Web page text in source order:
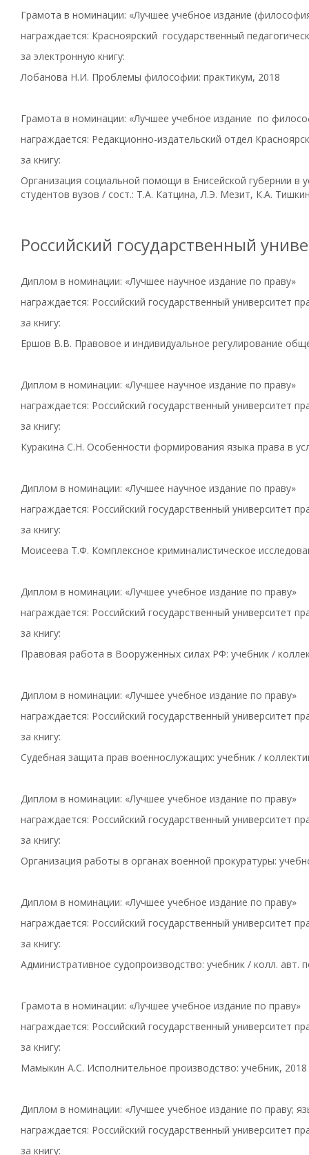
Грамота в номинации: «Лучшее учебное издание
награждается: Красноярский государственный
за электронную книгу:
Лобанова Н.И. Проблемы философии: практикум, 2018
Грамота в номинации: «Лучшее учебное издание по
награждается: Редакционно-издательский отдел
за книгу:
Организация социальной помощи в Енисейской губернии в
студентов вузов / сост.: Т.А. Катцина, Л.Э. Мезит, К.А.
Российский государственный
Диплом в номинации: «Лучшее научное издание по праву»
награждается: Российский государственный университет
за книгу:
Ершов В.В. Правовое и индивидуальное регулирование
Диплом в номинации: «Лучшее научное издание по праву»
награждается: Российский государственный университет
за книгу:
Куракина С.Н. Особенности формирования языка права в
Диплом в номинации: «Лучшее научное издание по праву»
награждается: Российский государственный университет
за книгу:
Моисеева Т.Ф. Комплексное криминалистическое
Диплом в номинации: «Лучшее учебное издание по праву»
награждается: Российский государственный университет
за книгу:
Правовая работа в Вооруженных силах РФ: учебник /
Диплом в номинации: «Лучшее учебное издание по праву»
награждается: Российский государственный университет
за книгу:
Судебная защита прав военнослужащих: учебник /
Диплом в номинации: «Лучшее учебное издание по праву»
награждается: Российский государственный университет
за книгу:
Организация работы в органах военной прокуратуры:
Диплом в номинации: «Лучшее учебное издание по праву»
награждается: Российский государственный университет
за книгу:
Административное судопроизводство: учебник / колл. авт.
Грамота в номинации: «Лучшее учебное издание по праву»
награждается: Российский государственный университет
за книгу:
Мамыкин А.С. Исполнительное производство: учебник, 2018
Диплом в номинации: «Лучшее учебное издание по праву;
награждается: Российский государственный университет
за книгу: